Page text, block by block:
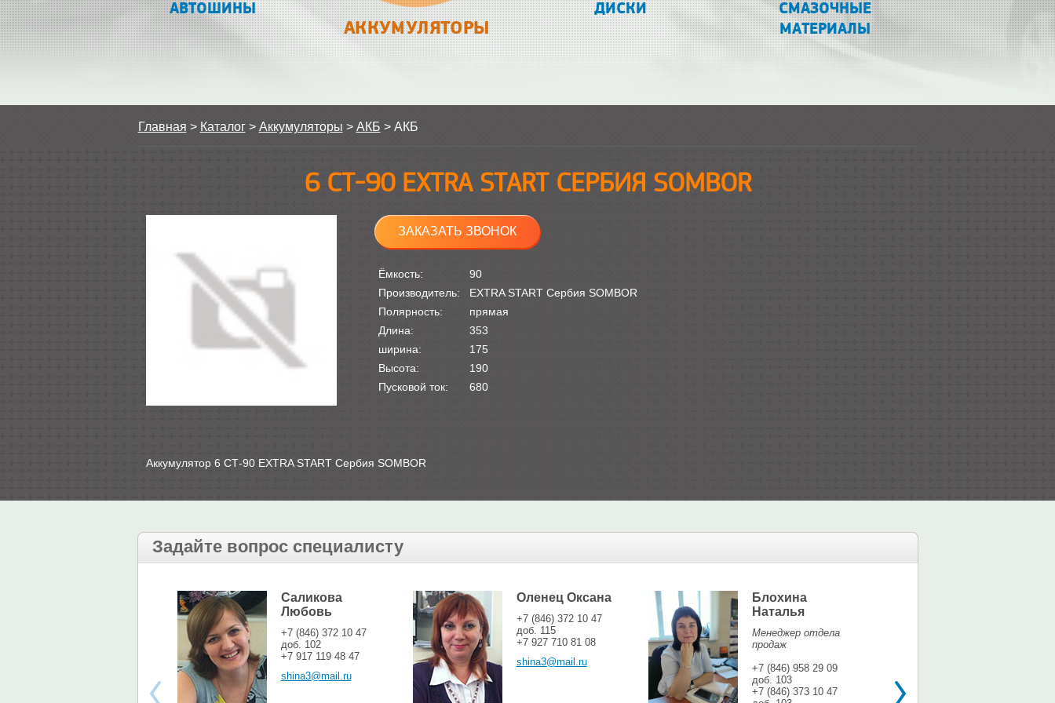
АВТОШИНЫ
АККУМУЛЯТОРЫ
ДИСКИ
СМАЗОЧНЫЕ
МАТЕРИАЛЫ
Главная > Каталог> Аккумуляторы > АКБ > АКБ
6 СТ-90 EXTRA START СЕРБИЯ SOMBOR
ЗАКАЗАТЬ ЗВОНОК
Ёмкость:
90
Производитель:
EXTRA START Сербия SOMBOR
Полярность:
прямая
Длина:
353
ширина:
175
Высота:
190
Пусковой ток:
680
Аккумулятор 6 СТ-90 EXTRA START Сербия SOMBOR
Задайте вопрос специалисту
Саликова
Любовь
+7 (846) 372 10 47
доб. 102
+7 917 119 48 47
shina3@mail.ru
Оленец Оксана
+7 (846) 372 10 47
доб. 115
+7 927 710 81 08
shina3@mail.ru
Блохина
Наталья
Менеджер отдела
продаж
+7 (846) 958 29 09
доб. 103
+7 (846) 373 10 47